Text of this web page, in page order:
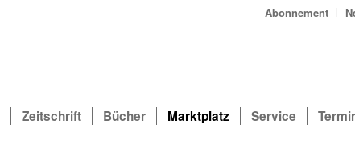
Abonnement
Zeitschrift Bücher Marktplatz Service